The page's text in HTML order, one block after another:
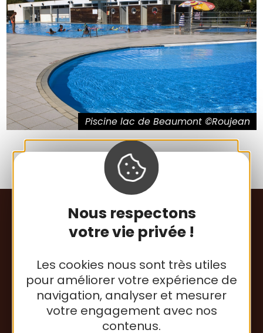
Nous respectons
votre vie privée !
Les cookies nous sont très utiles
pour améliorer votre expérience de
navigation, analyser et mesurer
votre engagement avec nos
contenus.
Piscine lac de Beaumont ©Roujean
Communauté de Communes
de la Lomagne Tarn-et-Garonnaise